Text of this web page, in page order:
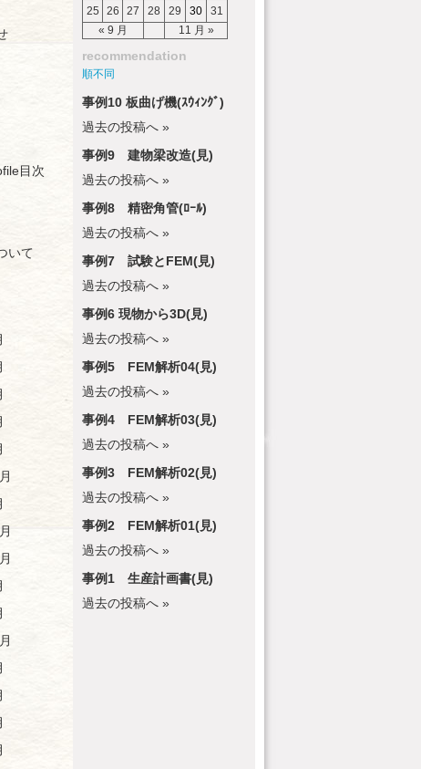
目次
いて
« 9 月 11 月 »
25
26 27 28 29 30 31
recommendation
順不同
事例10 板曲げ機(ｽｳｨﾝｸﾞ)
過去の投稿へ »
事例9 建物梁改造(見)
過去の投稿へ »
事例8 精密角管(ﾛｰﾙ)
過去の投稿へ »
事例7 試験とFEM(見)
過去の投稿へ »
事例6 現物から3D(見)
過去の投稿へ »
事例5 FEM解析04(見)
過去の投稿へ »
事例4 FEM解析03(見)
過去の投稿へ »
事例3 FEM解析02(見)
過去の投稿へ »
事例2 FEM解析01(見)
過去の投稿へ »
事例1 生産計画書(見)
過去の投稿へ »